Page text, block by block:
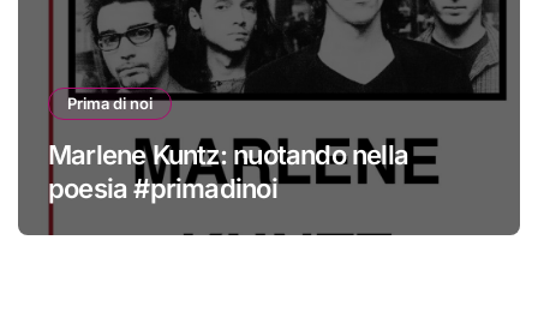
Prima di noi
Marlene Kuntz: nuotando nella
poesia #primadinoi